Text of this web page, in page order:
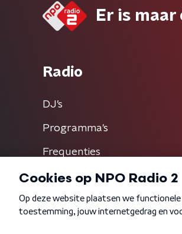
Er is maar
Radio
DJ’s
Programma's
Frequenties
Algemene voorwaarden